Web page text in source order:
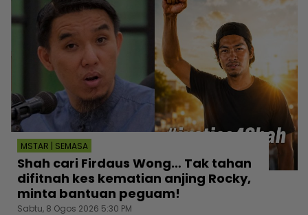
MSTAR | SEMASA
Shah cari Firdaus Wong… Tak tahan
difitnah kes kematian anjing Rocky,
minta bantuan peguam!
Sabtu, 8 Ogos 2026 5:30 PM